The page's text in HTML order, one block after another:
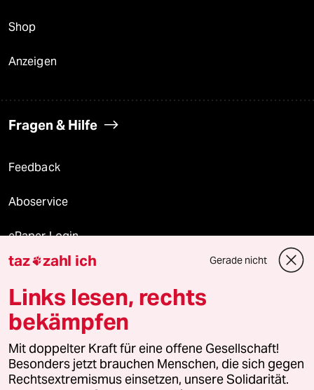
Shop
Anzeigen
Fragen & Hilfe
Feedback
Aboservice
ePaper Login
Downloads für Abonnierende
© 2026 taz Verlags und Vertriebs GmbH
Alle Rechte vorbehalten. Bei rechtlichen Fragen oder für Genehmigungen
wenden Sie sich bitte an
lizenzen@taz.de
taz zahl ich Gerade nicht
Links lesen, rechts
bekämpfen
Mit doppelter Kraft für eine offene Gesellschaft!
Besonders jetzt brauchen Menschen, die sich gegen
Rechtsextremismus einsetzen, unsere Solidarität.